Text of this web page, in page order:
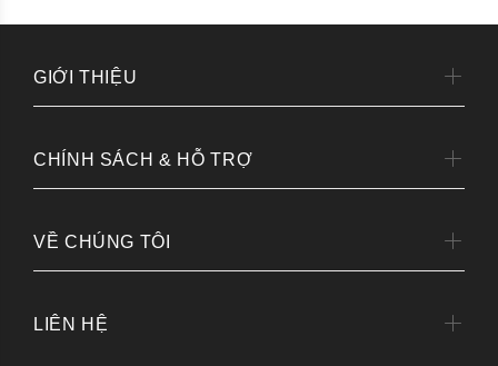
GIỚI THIỆU
CHÍNH SÁCH & HỖ TRỢ
VỀ CHÚNG TÔI
LIÊN HỆ